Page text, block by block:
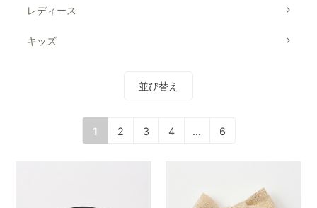
レディース
キッズ
並び替え
1 2 3 4 … 6